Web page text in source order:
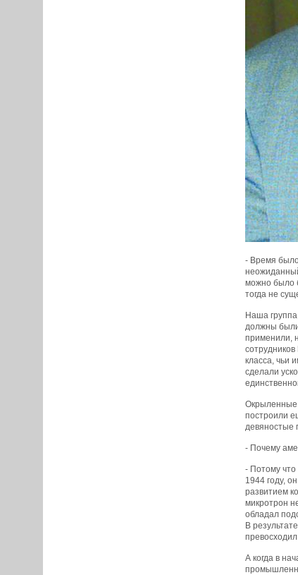
- Время
можно было
тогда не
Наша
должны
применили,
класса, чьи
сделали
Окрыленные
построили
девяностые
- Почему
- Потому
1944 году,
развитием
микротрон
обладал
В
А когда в